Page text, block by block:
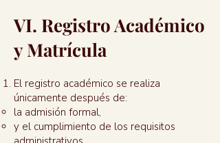
VI. Registro Académico
y Matrícula
El registro académico se realiza
únicamente después de:
la admisión formal,
y el cumplimiento de los requisitos